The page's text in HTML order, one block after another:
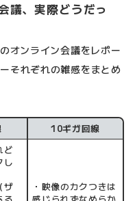
議、実際どうだっ
オンライン会議をレポー
それぞれの雑感をまとめ
10ギガ回線
ど
し
ザ
・映像のカクつきは